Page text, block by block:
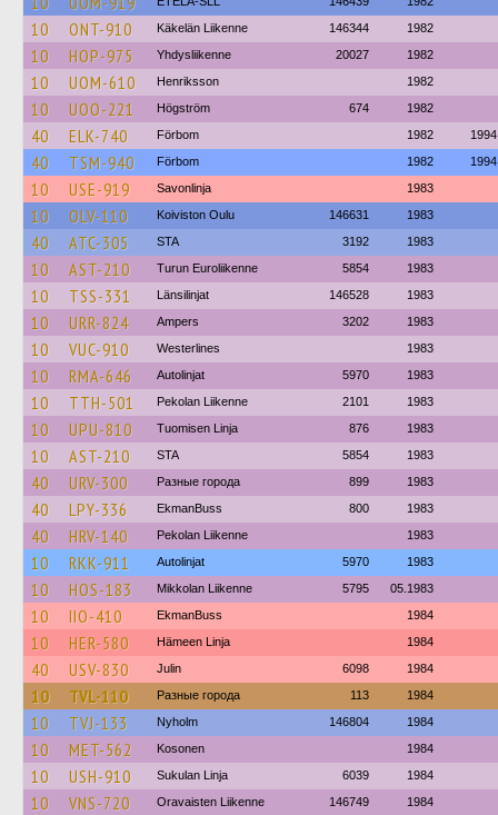
10 ONT-910 Käkelän Liikenne 146344 1982
10 HOP-975 Yhdysliikenne 20027 1982
10 UOM-610 Henriksson 1982
10 UOO-221 Högström 674 1982
40 ELK-740 Förbom 1982 1994
40 TSM-940 Förbom 1982 1994
10 USE-919 Savonlinja 1983
10 OLV-110 Koiviston Oulu 146631 1983
40 ATC-305 STA 3192 1983
10 AST-210 Turun Euroliikenne 5854 1983
10 TSS-331 Länsilinjat 146528 1983
10 URR-824 Ampers 3202 1983
10 VUC-910 Westerlines 1983
10 RMA-646 Autolinjat 5970 1983
10 TTH-501 Pekolan Liikenne 2101 1983
10 UPU-810 Tuomisen Linja 876 1983
10 AST-210 STA 5854 1983
40 URV-300 Разные города 899 1983
40 LPY-336 EkmanBuss 800 1983
40 HRV-140 Pekolan Liikenne 1983
10 RKK-911 Autolinjat 5970 1983
10 HOS-183 Mikkolan Liikenne 5795 05.1983
10 IIO-410 EkmanBuss 1984
10 HER-580 Hämeen Linja 1984
40 USV-830 Julin 6098 1984
10 TVL-110 Разные города 113 1984
10 TVJ-133 Nyholm 146804 1984
10 MET-562 Kosonen 1984
10 USH-910 Sukulan Linja 6039 1984
10 VNS-720 Oravaisten Liikenne 146749 1984